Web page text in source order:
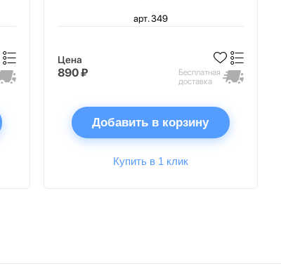
арт. 349
Цена
890 ₽
Бесплатная
доставка
Добавить в корзину
Купить в 1 клик